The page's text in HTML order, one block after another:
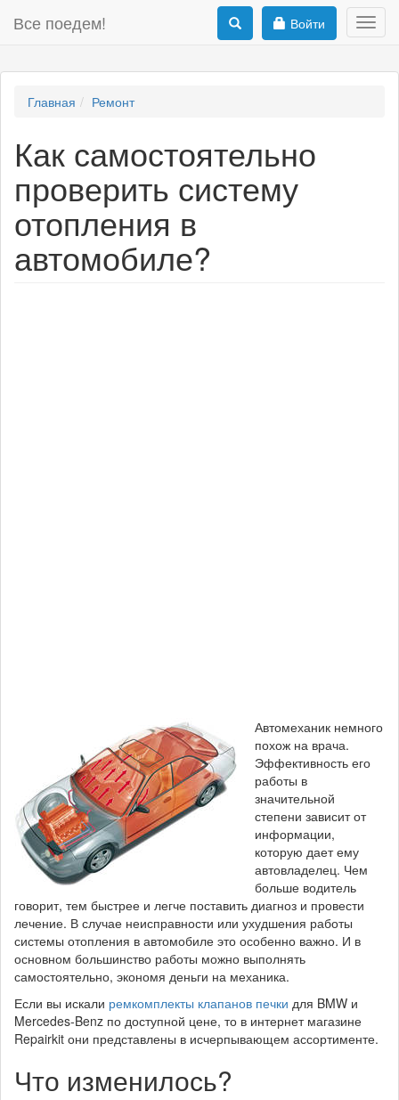
Все поедем! Войти
Главная Ремонт
Как самостоятельно
проверить систему
отопления в
автомобиле?
Автомеханик немного
похож на врача.
Эффективность его
работы в
значительной
степени зависит от
информации,
которую дает ему
автовладелец. Чем
больше водитель
говорит, тем быстрее и легче поставить диагноз и провести
лечение. В случае неисправности или ухудшения работы
системы отопления в автомобиле это особенно важно. И в
основном большинство работы можно выполнять
самостоятельно, экономя деньги на механика.
Если вы искали ремкомплекты клапанов печки для BMW и
Mercedes-Benz по доступной цене, то в интернет магазине
Repairkit они представлены в исчерпывающем ассортименте.
Что изменилось?